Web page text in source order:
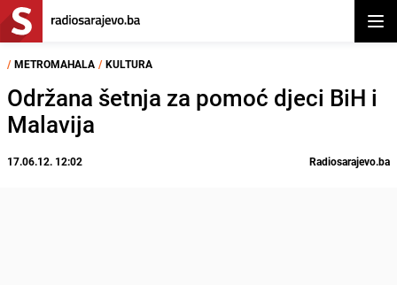
/ METROMAHALA / KULTURA
Održana šetnja za pomoć djeci BiH i
Malavija
17.06.12. 12:02 Radiosarajevo.ba